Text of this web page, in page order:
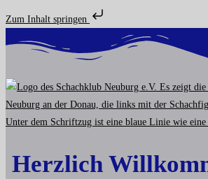
Zum Inhalt springen
Herzlich